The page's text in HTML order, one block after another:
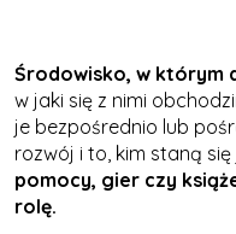
Środowisko, w którym
w jaki się z nimi
je bezpośrednio lub
rozwój i to, kim staną
pomocy, gier czy
rolę.